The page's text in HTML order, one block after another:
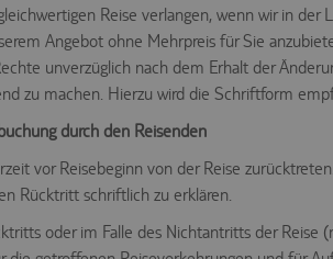
Reise verlangen, wenn wir in der
Angebot ohne Mehrpreis für Sie
unverzüglich nach dem Erhalt der
zu machen. Hierzu wird die Schriftform
durch den Reisenden
vor Reisebeginn von der Reise
Rücktritt schriftlich zu erklären.
oder im Falle des Nichtantritts der Reise